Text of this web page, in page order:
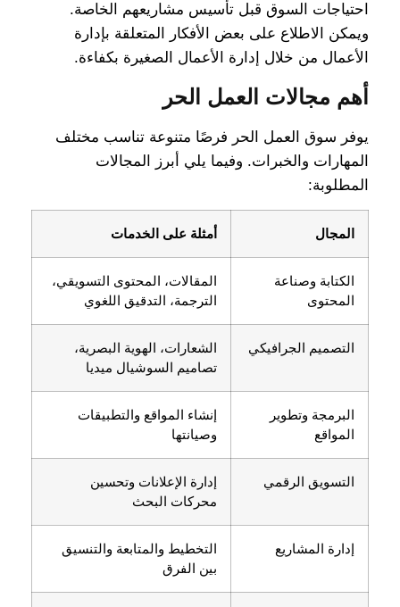
احتياجات السوق قبل تأسيس مشاريعهم الخاصة.
ويمكن الاطلاع على بعض الأفكار المتعلقة بإدارة
الأعمال من خلال إدارة الأعمال الصغيرة بكفاءة.
أهم مجالات العمل الحر
يوفر سوق العمل الحر فرصًا متنوعة تناسب مختلف
المهارات والخبرات. وفيما يلي أبرز المجالات
المطلوبة:
المجال أمثلة على الخدمات
الكتابة وصناعة
المحتوى
المقالات، المحتوى التسويقي،
الترجمة، التدقيق اللغوي
التصميم الجرافيكي
الشعارات، الهوية البصرية،
تصاميم السوشيال ميديا
البرمجة وتطوير
المواقع
إنشاء المواقع والتطبيقات
وصيانتها
التسويق الرقمي
إدارة الإعلانات وتحسين
محركات البحث
إدارة المشاريع
التخطيط والمتابعة والتنسيق
بين الفرق